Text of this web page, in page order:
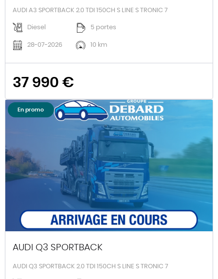
AUDI A3 SPORTBACK 2.0 TDI 150CH S LINE S TRONIC 7
Diesel 5 portes
28-07-2026 10 km
37 990 €
En promo
AUDI Q3 SPORTBACK
AUDI Q3 SPORTBACK 2.0 TDI 150CH S LINE S TRONIC 7